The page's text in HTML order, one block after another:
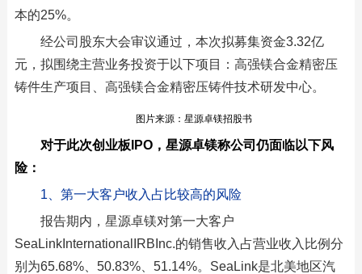
本的25%。
经公司股东大会审议通过，本次拟募集资金3.32亿
元，拟围绕主营业务投资于以下项目：高强镁合金精密压
铸件生产项目、高强镁合金精密压铸件技术研发中心。
图片来源：星源卓镁招股书
对于此次创业板IPO，星源卓镁称公司仍面临以下风
险：
1、第一大客户收入占比较高的风险
报告期内，星源卓镁对第一大客户
SeaLinkInternationalIRBInc.的销售收入占营业收入比例分
别为65.68%、50.83%、51.14%。SeaLink是北美地区汽